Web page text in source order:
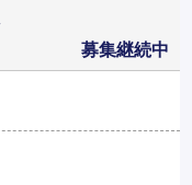
募集継続中